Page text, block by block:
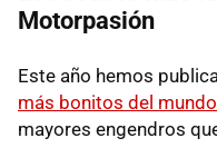
Motorpasión
Este año hemos
más bonitos del mundo
mayores engendros